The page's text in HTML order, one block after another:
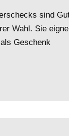
sind
Wahl. Sie
Geschenk